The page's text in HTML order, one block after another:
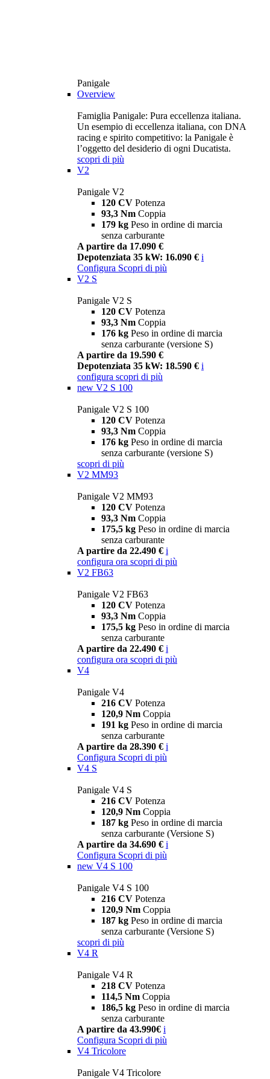
Panigale
Overview
Famiglia Panigale: Pura eccellenza italiana.
Un esempio di eccellenza italiana, con DNA
racing e spirito competitivo: la Panigale è
l’oggetto del desiderio di ogni Ducatista.
scopri di più
V2
Panigale V2
120 CV Potenza
93,3 Nm Coppia
179 kg Peso in ordine di marcia
senza carburante
A partire da 17.090 €
Depotenziata 35 kW: 16.090 € i
Configura Scopri di più
V2 S
Panigale V2 S
120 CV Potenza
93,3 Nm Coppia
176 kg Peso in ordine di marcia
senza carburante (versione S)
A partire da 19.590 €
Depotenziata 35 kW: 18.590 € i
configura scopri di più
new V2 S 100
Panigale V2 S 100
120 CV Potenza
93,3 Nm Coppia
176 kg Peso in ordine di marcia
senza carburante (versione S)
scopri di più
V2 MM93
Panigale V2 MM93
120 CV Potenza
93,3 Nm Coppia
175,5 kg Peso in ordine di marcia
senza carburante
A partire da 22.490 € i
configura ora scopri di più
V2 FB63
Panigale V2 FB63
120 CV Potenza
93,3 Nm Coppia
175,5 kg Peso in ordine di marcia
senza carburante
A partire da 22.490 € i
configura ora scopri di più
V4
Panigale V4
216 CV Potenza
120,9 Nm Coppia
191 kg Peso in ordine di marcia
senza carburante
A partire da 28.390 € i
Configura Scopri di più
V4 S
Panigale V4 S
216 CV Potenza
120,9 Nm Coppia
187 kg Peso in ordine di marcia
senza carburante (Versione S)
A partire da 34.690 € i
Configura Scopri di più
new V4 S 100
Panigale V4 S 100
216 CV Potenza
120,9 Nm Coppia
187 kg Peso in ordine di marcia
senza carburante (Versione S)
scopri di più
V4 R
Panigale V4 R
218 CV Potenza
114,5 Nm Coppia
186,5 kg Peso in ordine di marcia
senza carburante
A partire da 43.990€ i
Configura Scopri di più
V4 Tricolore
Panigale V4 Tricolore